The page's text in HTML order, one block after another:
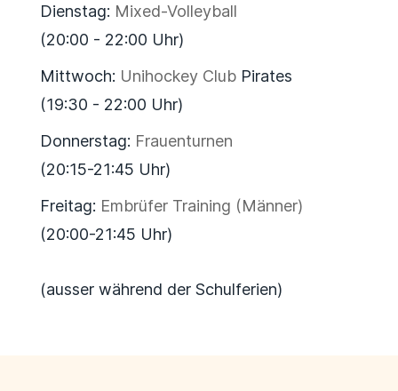
Dienstag: Mixed-Volleyball
(20:00 - 22:00 Uhr)
Mittwoch: Unihockey ClubPirates
(19:30 - 22:00 Uhr)
Donnerstag: Frauenturnen
(20:15-21:45 Uhr)
Freitag: Embrüfer Training (Männer)
(20:00-21:45 Uhr)
(ausser während der Schulferien)